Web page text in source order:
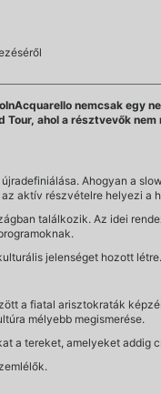
nemcsak egy
ahol a résztvevők nem
Ahogyan a
aktív részvételre helyezi a
találkozik. Az idei
jelenséget hozott létre.
a fiatal arisztokraták
mélyebb megismerése.
a tereket, amelyeket addig